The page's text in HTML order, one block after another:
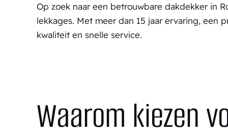
Op zoek naar een betrouwbare dakdekker in
lekkages. Met meer dan 15 jaar ervaring, een
kwaliteit en snelle service.
Waarom kiezen